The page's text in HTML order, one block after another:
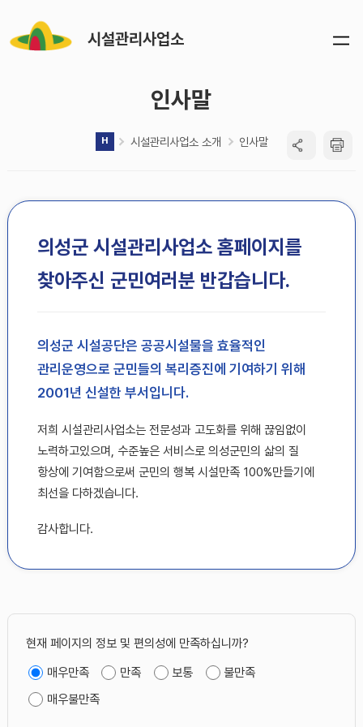
시설관리사업소
인사말
시설관리사업소 소개 인사말
의성군 시설관리사업소 홈페이지를
찾아주신 군민여러분 반갑습니다.
의성군 시설공단은 공공시설물을 효율적인
관리운영으로 군민들의 복리증진에 기여하기 위해
2001년 신설한 부서입니다.
저희 시설관리사업소는 전문성과 고도화를 위해 끊임없이
노력하고있으며, 수준높은 서비스로 의성군민의 삶의 질
항상에 기여함으로써 군민의 행복 시설만족 100%만들기에
최선을 다하겠습니다.
감사합니다.
현재 페이지의 정보 및 편의성에 만족하십니까?
매우만족 만족 보통
불만족
매우불만족